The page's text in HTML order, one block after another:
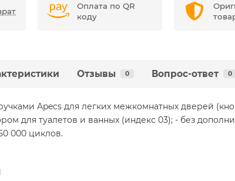
Оплата по QR
коду
Отзывы 0 Вопрос-ответ 0
Apecs для легких межкомнатных дверей
для туалетов и ванных (индекс 03); - без
000 циклов.